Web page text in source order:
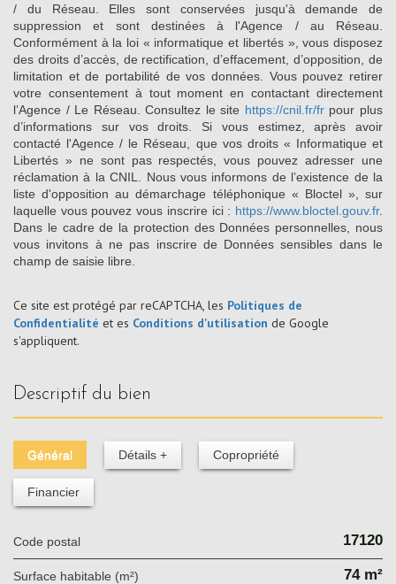
/ du Réseau. Elles sont conservées jusqu'à demande de
suppression et sont destinées à l'Agence / au Réseau.
Conformément à la loi « informatique et libertés », vous disposez
des droits d’accès, de rectification, d’effacement, d’opposition, de
limitation et de portabilité de vos données. Vous pouvez retirer
votre consentement à tout moment en contactant directement
l’Agence / Le Réseau. Consultez le site https://cnil.fr/frpour plus
d’informations sur vos droits. Si vous estimez, après avoir
contacté l'Agence / le Réseau, que vos droits « Informatique et
Libertés » ne sont pas respectés, vous pouvez adresser une
réclamation à la CNIL. Nous vous informons de l’existence de la
liste d'opposition au démarchage téléphonique « Bloctel », sur
laquelle vous pouvez vous inscrire ici : https://www.bloctel.gouv.fr.
Dans le cadre de la protection des Données personnelles, nous
vous invitons à ne pas inscrire de Données sensibles dans le
champ de saisie libre.
Ce site est protégé par reCAPTCHA, les Politiques de
Confidentialité et es Conditions d'utilisation de Google
s'appliquent.
descriptif du bien
Général Détails + Copropriété
Financier
Code postal 17120
Surface habitable (m²) 74 m²